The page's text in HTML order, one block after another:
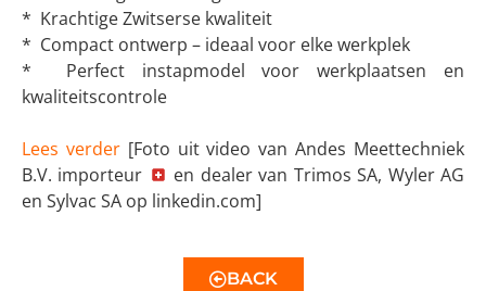
* Krachtige Zwitserse kwaliteit
* Compact ontwerp – ideaal voor elke werkplek
* Perfect instapmodel voor werkplaatsen en
kwaliteitscontrole
Lees verder[Foto uit video van Andes Meettechniek
B.V. importeur
en dealer van Trimos SA, Wyler AG
en Sylvac SA op linkedin.com]
BACK